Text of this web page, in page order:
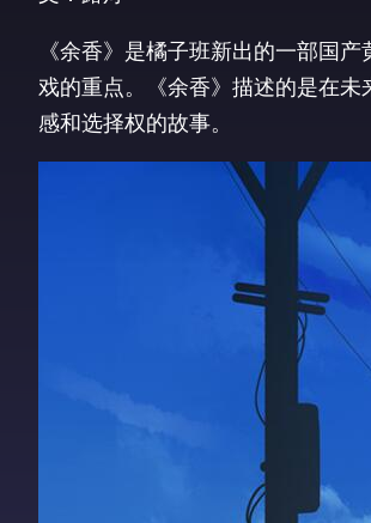
《余香》是橘子班新出的一部国
戏的重点。《余香》描述的是在
感和选择权的故事。